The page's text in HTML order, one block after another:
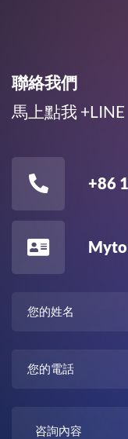
聯絡我們
馬上點我 +LINE
+86